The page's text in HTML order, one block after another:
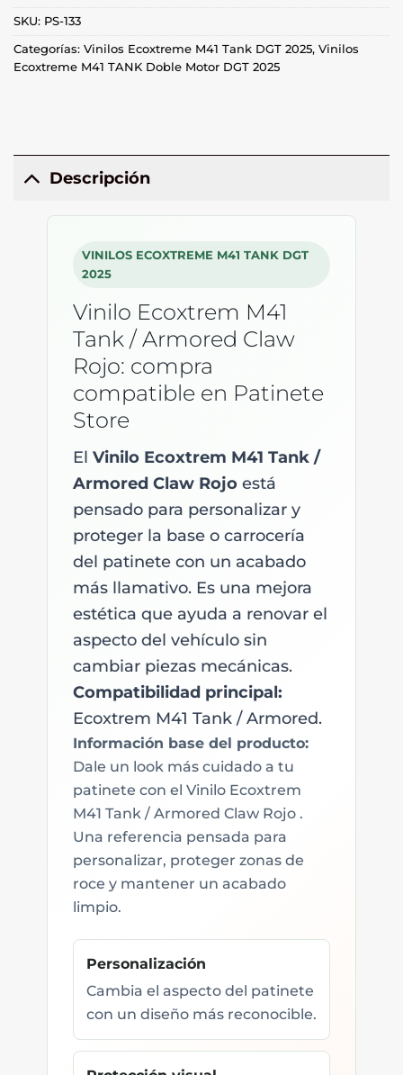
SKU: PS-133
Categorías: Vinilos Ecoxtreme M41 Tank DGT 2025, Vinilos
Ecoxtreme M41 TANK Doble Motor DGT 2025
Descripción
VINILOS ECOXTREME M41 TANK DGT
2025
Vinilo Ecoxtrem M41
Tank / Armored Claw
Rojo: compra
compatible en Patinete
Store
El Vinilo Ecoxtrem M41 Tank /
Armored Claw Rojoestá
pensado para personalizar y
proteger la base o carrocería
del patinete con un acabado
más llamativo. Es una mejora
estética que ayuda a renovar el
aspecto del vehículo sin
cambiar piezas mecánicas.
Compatibilidad principal:
Ecoxtrem M41 Tank / Armored.
Información base del producto:
Dale un look más cuidado a tu
patinete con el Vinilo Ecoxtrem
M41 Tank / Armored Claw Rojo .
Una referencia pensada para
personalizar, proteger zonas de
roce y mantener un acabado
limpio.
Personalización
Cambia el aspecto del patinete
con un diseño más reconocible.